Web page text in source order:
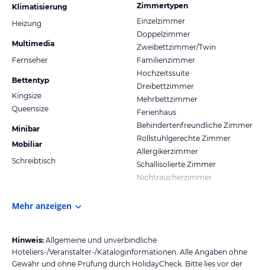
Klimatisierung
Heizung
Multimedia
Fernseher
Bettentyp
Kingsize
Queensize
Minibar
Mobiliar
Schreibtisch
Zimmertypen
Einzelzimmer
Doppelzimmer
Zweibettzimmer/Twin
Familienzimmer
Hochzeitssuite
Dreibettzimmer
Mehrbettzimmer
Ferienhaus
Behindertenfreundliche Zimmer
Rollstuhlgerechte Zimmer
Allergikerzimmer
Schallisolierte Zimmer
Nichtraucherzimmer
Mehr anzeigen
Hinweis: Allgemeine und unverbindliche
Hoteliers-/Veranstalter-/Kataloginformationen. Alle Angaben ohne
Gewähr und ohne Prüfung durch HolidayCheck. Bitte lies vor der